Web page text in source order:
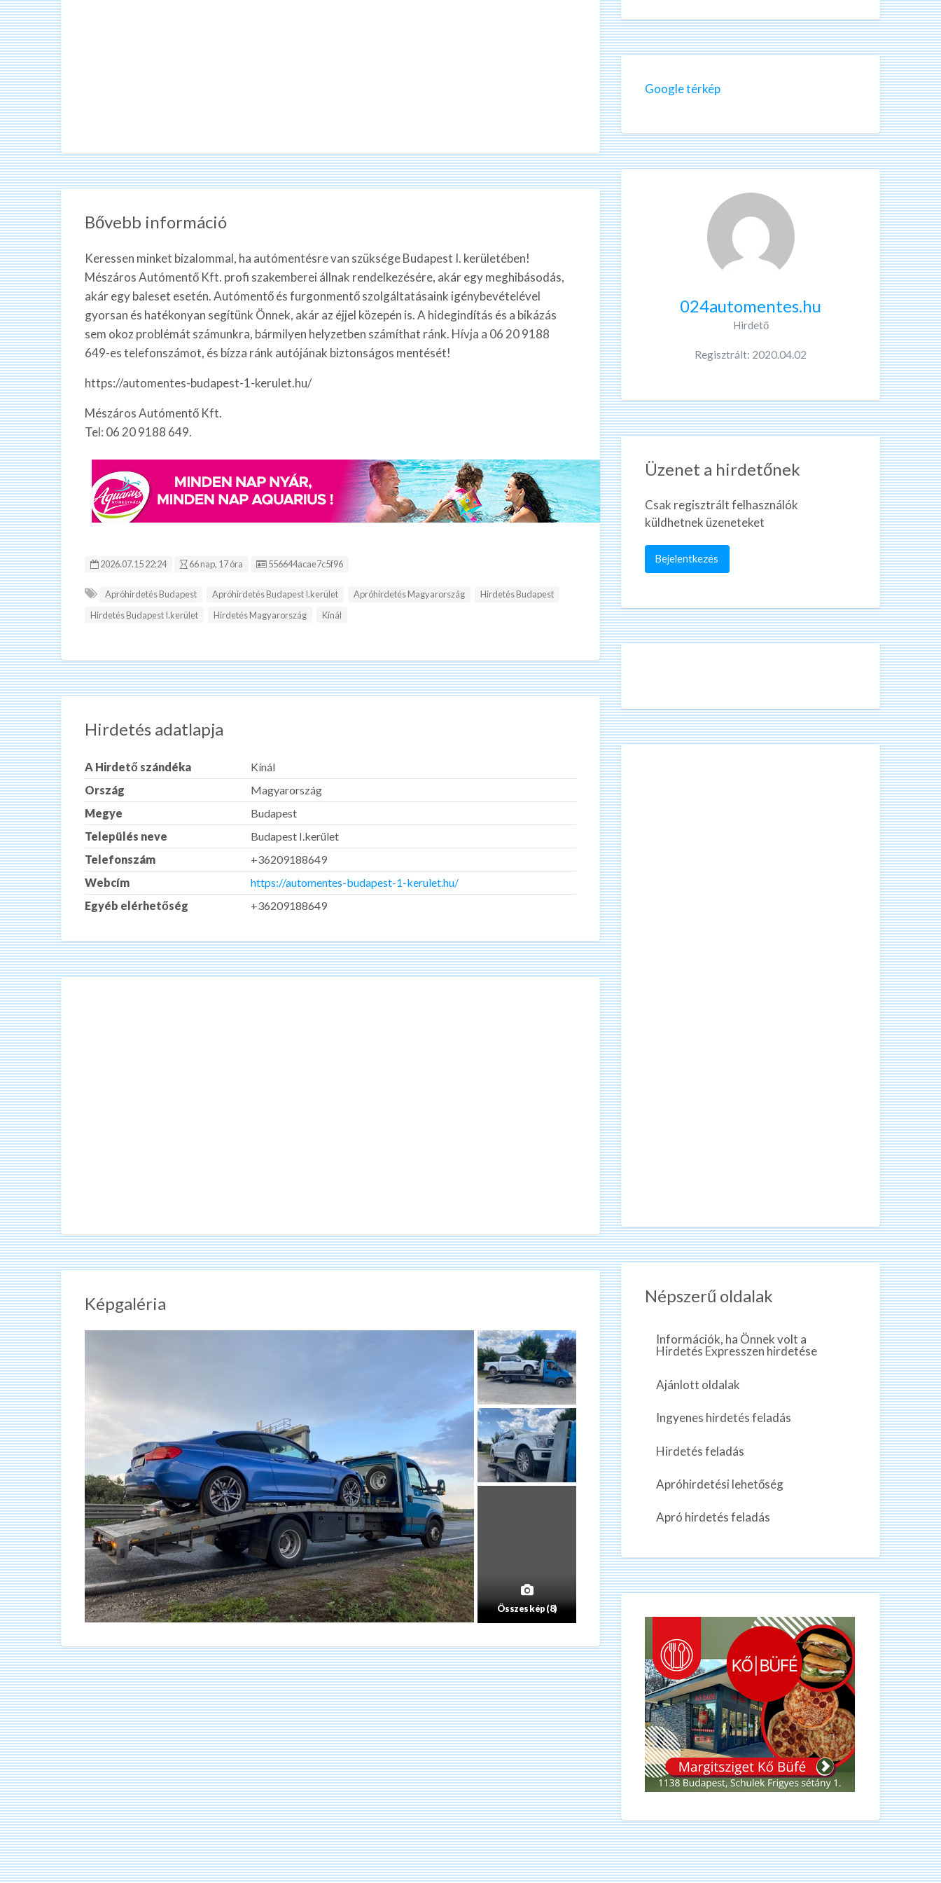
Bővebb információ
Keressen minket bizalommal, ha autómentésre van szüksége Budapest I. kerületében!
Mészáros Autómentő Kft. profi szakemberei állnak rendelkezésére, akár egy meghibásodás,
akár egy baleset esetén. Autómentő és furgonmentő szolgáltatásaink igénybevételével
gyorsan és hatékonyan segítünk Önnek, akár az éjjel közepén is. A hidegindítás és a bikázás
sem okoz problémát számunkra, bármilyen helyzetben számíthat ránk. Hívja a 06 20 9188
649-es telefonszámot, és bízza ránk autójának biztonságos mentését!
https://automentes-budapest-1-kerulet.hu/
Mészáros Autómentő Kft.
Tel: 06 20 9188 649.
2026.07.15 22:24 66 nap, 17 óra Hirdetés ID:
556644acae7c5f96
Apróhirdetés Budapest Apróhirdetés Budapest I.kerület Apróhirdetés Magyarország
Hirdetés Budapest
Hirdetés Budapest I.kerület
Hirdetés Magyarország Kínál
Hirdetés adatlapja
A Hirdető szándéka
Kínál
Ország
Magyarország
Megye
Budapest
Település neve
Budapest I.kerület
Telefonszám
+36209188649
Webcím
https://automentes-budapest-1-kerulet.hu/
Egyéb elérhetőség
+36209188649
Képgaléria
Összes kép (8)
Google térkép
024automentes.hu
Hirdető
Regisztrált: 2020.04.02
Üzenet a hirdetőnek
Csak regisztrált felhasználók
küldhetnek üzeneteket
Bejelentkezés
Népszerű oldalak
Információk, ha Önnek volt a
Hirdetés Expresszen hirdetése
Ajánlott oldalak
Ingyenes hirdetés feladás
Hirdetés feladás
Apróhirdetési lehetőség
Apró hirdetés feladás